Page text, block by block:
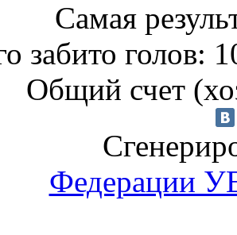
Самая
забито голов:
Общий счет
Федерации